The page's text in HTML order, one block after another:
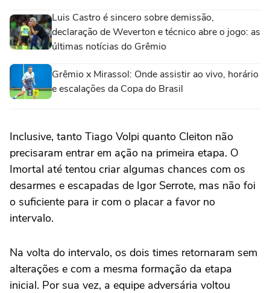
Luis Castro é sincero sobre demissão,
declaração de Weverton e técnico abre o jogo: as
últimas notícias do Grêmio
Grêmio x Mirassol: Onde assistir ao vivo, horário
e escalações da Copa do Brasil
Inclusive, tanto Tiago Volpi quanto Cleiton não
precisaram entrar em ação na primeira etapa. O
Imortal até tentou criar algumas chances com os
desarmes e escapadas de Igor Serrote, mas não foi
o suficiente para ir com o placar a favor no
intervalo.
Na volta do intervalo, os dois times retornaram sem
alterações e com a mesma formação da etapa
inicial. Por sua vez, a equipe adversária voltou